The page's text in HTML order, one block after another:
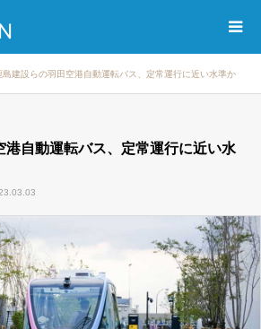
島建設らの羽田空港自動運転バス、定常運行に近い水準か
港自動運転バス、定常運行に近い水